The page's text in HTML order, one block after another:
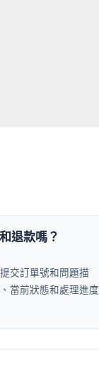
退款嗎？
交訂單號和問題描
當前狀態和處理進度